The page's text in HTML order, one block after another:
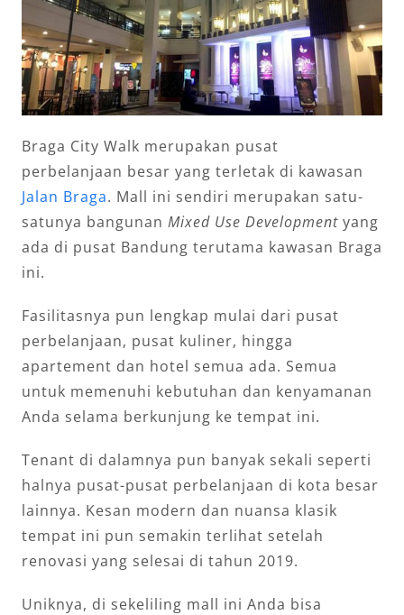
Braga City Walk merupakan pusat
perbelanjaan besar yang terletak di kawasan
Jalan Braga. Mall ini sendiri merupakan satu-
satunya bangunan Mixed Use Development yang
ada di pusat Bandung terutama kawasan Braga
ini.
Fasilitasnya pun lengkap mulai dari pusat
perbelanjaan, pusat kuliner, hingga
apartement dan hotel semua ada. Semua
untuk memenuhi kebutuhan dan kenyamanan
Anda selama berkunjung ke tempat ini.
Tenant di dalamnya pun banyak sekali seperti
halnya pusat-pusat perbelanjaan di kota besar
lainnya. Kesan modern dan nuansa klasik
tempat ini pun semakin terlihat setelah
renovasi yang selesai di tahun 2019.
Uniknya, di sekeliling mall ini Anda bisa